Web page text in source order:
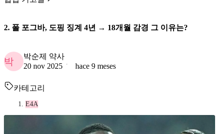
2. 폴 포그바, 도핑 징계 4년 → 18개월 감경 그 이유는?
박
박순제 약사
20 nov 2025
hace 9 meses
카테고리
E4A